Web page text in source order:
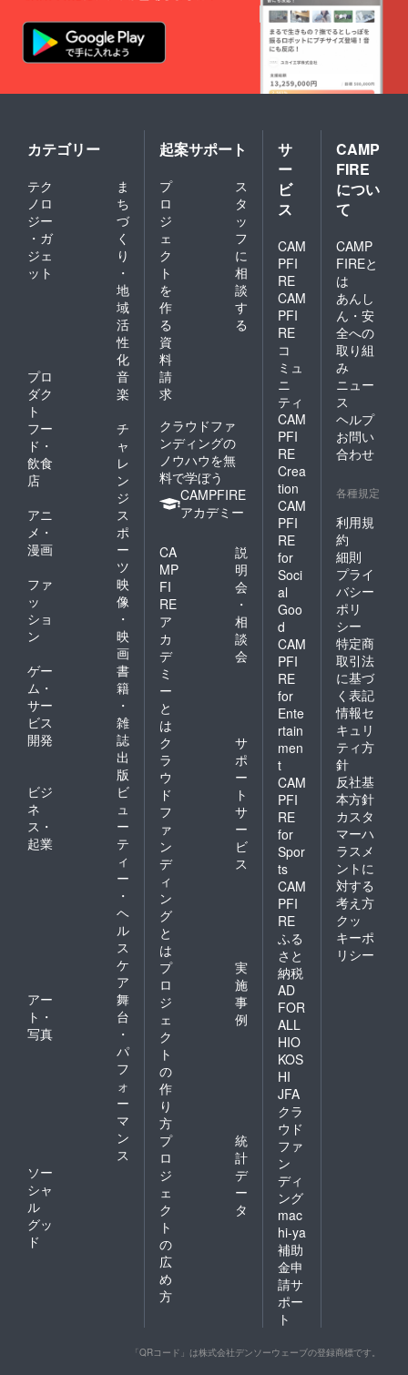
カテゴリー
テク
ノロ
ジー
・ガ
ジェ
ット
ま
ち
づ
く
り
・
地
域
活
性
化
プロ
ダク
ト
音
楽
フー
ド・
飲食
店
チ
ャ
レ
ン
ジ
アニ
メ・
漫画
ス
ポ
ー
ツ
ファ
ッ
ショ
ン
映
像
・
映
画
ゲー
ム・
サー
ビス
開発
書
籍
・
雑
誌
出
版
ビジ
ネ
ス・
起業
ビ
ュ
ー
テ
ィ
ー
・
ヘ
ル
ス
ケ
ア
アー
ト・
写真
舞
台
・
パ
フ
ォ
ー
マ
ン
ス
ソー
シャ
ル
グッ
ド
起案サポート
プ
ロ
ジ
ェ
ク
ト
を
作
る
ス
タ
ッ
フ
に
相
談
す
る
資
料
請
求
クラウドファ
ンディングの
ノウハウを無
料で学ぼう
CAMPFIRE
アカデミー
CA
MP
FI
RE
ア
カ
デ
ミ
ー
と
は
説
明
会
・
相
談
会
ク
ラ
ウ
ド
フ
ァ
ン
デ
ィ
ン
グ
と
は
サ
ポ
ー
ト
サ
ー
ビ
ス
プ
ロ
ジ
ェ
ク
ト
の
作
り
方
実
施
事
例
プ
ロ
ジ
ェ
ク
ト
の
広
め
方
統
計
デ
ー
タ
サ
ー
ビ
ス
CAM
PFI
RE
CAM
PFI
RE
コ
ミュ
ニ
ティ
CAM
PFI
RE
Crea
tion
CAM
PFI
RE
for
Soci
al
Goo
d
CAM
PFI
RE
for
Ente
rtain
men
t
CAM
PFI
RE
for
Spor
ts
CAM
PFI
RE
ふる
さと
納税
AD
FOR
ALL
HIO
KOS
HI
JFA
クラ
ウド
ファ
ン
ディ
ング
mac
hi-ya
補助
金申
請サ
ポー
ト
CAMP
FIRE
につい
て
CAMP
FIREと
は
あんし
ん・安
全への
取り組
み
ニュー
ス
ヘルプ
お問い
合わせ
各種規定
利用規
約
細則
プライ
バシー
ポリ
シー
特定商
取引法
に基づ
く表記
情報セ
キュリ
ティ方
針
反社基
本方針
カスタ
マーハ
ラスメ
ントに
対する
考え方
クッ
キーポ
リシー
「QRコード」は株式会社デンソーウェーブの登録商標です。